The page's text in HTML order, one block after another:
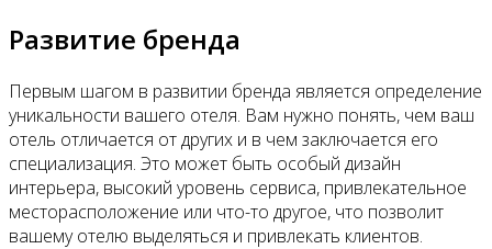
Развитие бренда
Первым шагом в развитии бренда является определение
уникальности вашего отеля. Вам нужно понять, чем ваш
отель отличается от других и в чем заключается его
специализация. Это может быть особый дизайн
интерьера, высокий уровень сервиса, привлекательное
месторасположение или что-то другое, что позволит
вашему отелю выделяться и привлекать клиентов.